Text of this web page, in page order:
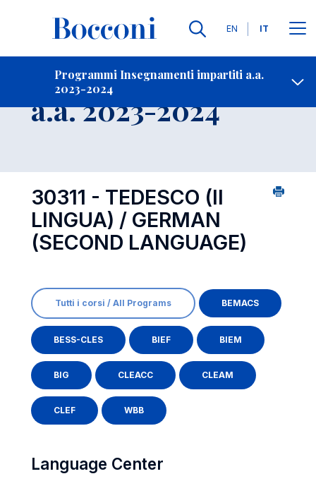
Lingue
EN IT
Programmi Insegnamenti impartiti a.a.
2023-2024
Contatti
Insegnamento
a.a. 2023-2024
30311 - TEDESCO (II
LINGUA) / GERMAN
(SECOND LANGUAGE)
Tutti i corsi / All Programs BEMACS
BESS-CLES BIEF BIEM
BIG CLEACC CLEAM
CLEF WBB
Language Center